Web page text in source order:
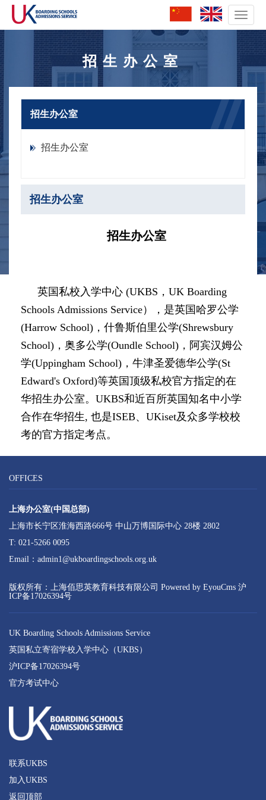
切
航
招生办公室
招生办公室
招生办公室
招生办公室
招生办公室
英国私校入学中心 (UKBS，UK Boarding
Schools Admissions Service），是英国哈罗公学
(Harrow School)，什鲁斯伯里公学(Shrewsbury
School)，奥多公学(Oundle School)，阿宾汉姆公
学(Uppingham School)，牛津圣爱德华公学(St
Edward's Oxford)等英国顶级私校官方指定的在
华招生办公室。UKBS和近百所英国知名中小学
合作在华招生, 也是ISEB、UKiset及众多学校校
考的官方指定考点。
OFFICES
上海办公室(中国总部)
上海市长宁区淮海西路666号 中山万博国际中心 28楼 2802
T: 021-5266 0095
Email：admin1@ukboardingschools.org.uk
版权所有：上海佰思英教育科技有限公司 Powered by EyouCms 沪
ICP备17026394号
UK Boarding Schools Admissions Service
英国私立寄宿学校入学中心（UKBS）
沪ICP备17026394号
官方考试中心
联系UKBS
加入UKBS
返回顶部